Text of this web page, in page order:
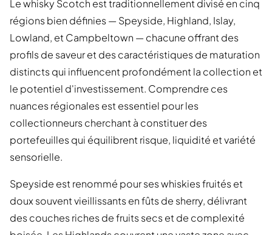
Le whisky Scotch est traditionnellement divisé en cinq
régions bien définies — Speyside, Highland, Islay,
Lowland, et Campbeltown — chacune offrant des
profils de saveur et des caractéristiques de maturation
distincts qui influencent profondément la collection et
le potentiel d'investissement. Comprendre ces
nuances régionales est essentiel pour les
collectionneurs cherchant à constituer des
portefeuilles qui équilibrent risque, liquidité et variété
sensorielle.
Speyside est renommé pour ses whiskies fruités et
doux souvent vieillissants en fûts de sherry, délivrant
des couches riches de fruits secs et de complexité